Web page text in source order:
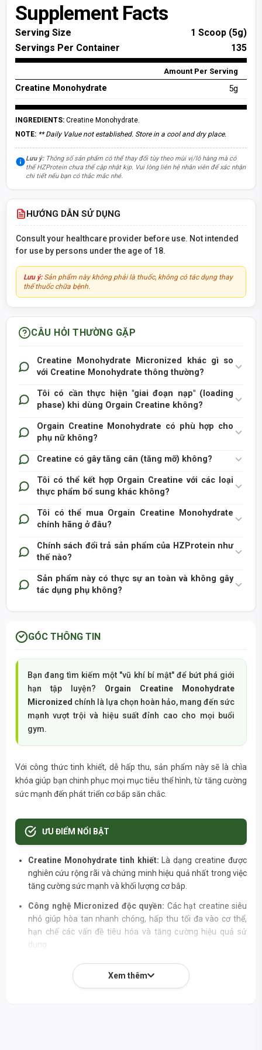
Supplement Facts
Serving Size
1 Scoop (5g)
Servings Per Container
135
Amount Per Serving
Creatine Monohydrate 5g
INGREDIENTS: Creatine Monohydrate.
NOTE: ** Daily Value not established. Store in a cool and dry place.
Lưu ý:Thông số sản phẩm có thể thay đổi tùy theo mùi vị/lô hàng mà có
thể HZProtein chưa thể cập nhật kịp. Vui lòng liên hệ nhân viên để xác nhận
chi tiết nếu bạn có thắc mắc nhé.
HƯỚNG DẪN SỬ DỤNG
Consult your healthcare provider before use. Not intended
for use by persons under the age of 18.
Lưu ý: Sản phẩm này không phải là thuốc, không có tác dụng thay
thế thuốc chữa bệnh.
CÂU HỎI THƯỜNG GẶP
Creatine Monohydrate Micronized khác gì so
với Creatine Monohydrate thông thường?
Tôi có cần thực hiện "giai đoạn nạp" (loading
phase) khi dùng Orgain Creatine không?
Orgain Creatine Monohydrate có phù hợp cho
phụ nữ không?
Creatine có gây tăng cân (tăng mỡ) không?
Tôi có thể kết hợp Orgain Creatine với các loại
thực phẩm bổ sung khác không?
Tôi có thể mua Orgain Creatine Monohydrate
chính hãng ở đâu?
Chính sách đổi trả sản phẩm của HZProtein như
thế nào?
Sản phẩm này có thực sự an toàn và không gây
tác dụng phụ không?
GÓC THÔNG TIN
Bạn đang tìm kiếm một "vũ khí bí mật" để bứt phá giới
hạn tập luyện? Orgain Creatine Monohydrate
Micronized chính là lựa chọn hoàn hảo, mang đến sức
mạnh vượt trội và hiệu suất đỉnh cao cho mọi buổi
gym.
Với công thức tinh khiết, dễ hấp thu, sản phẩm này sẽ là chìa
khóa giúp bạn chinh phục mọi mục tiêu thể hình, từ tăng cường
sức mạnh đến phát triển cơ bắp săn chắc.
ƯU ĐIỂM NỔI BẬT
Creatine Monohydrate tinh khiết: Là dạng creatine được
nghiên cứu rộng rãi và chứng minh hiệu quả nhất trong việc
tăng cường sức mạnh và khối lượng cơ bắp.
Công nghệ Micronized độc quyền: Các hạt creatine siêu
nhỏ giúp hòa tan nhanh chóng, hấp thu tối đa vào cơ thể,
hạn chế các vấn đề tiêu hóa và tăng cường hiệu quả sử
dụng.
Informed Choice Certified:Đảm bảo sản phẩm không
chứa bất kỳ chất cấm nào, an toàn tuyệt đối cho các vận
động viên và người tập luyện chuyên nghiệp.
Xem thêm